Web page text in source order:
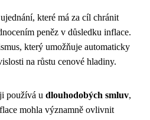
které má za cíl chránit
peněz v důsledku inflace.
který umožňuje automaticky
na růstu cenové hladiny.
používá u dlouhodobých smluv,
mohla významně ovlivnit